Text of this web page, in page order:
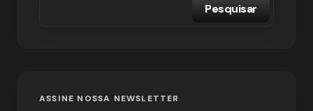
Pesquisar
ASSINE NOSSA NEWSLETTER